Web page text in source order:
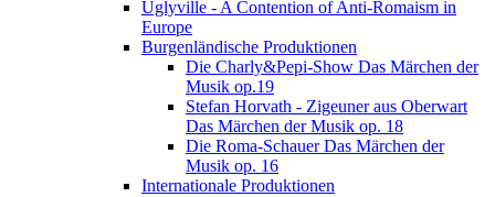
Uglyville - A Contention of Anti-Romaism in
Europe
Burgenländische Produktionen
Die Charly&Pepi-Show Das Märchen der
Musik op.19
Stefan Horvath - Zigeuner aus Oberwart
Das Märchen der Musik op. 18
Die Roma-Schauer Das Märchen der
Musik op. 16
Internationale Produktionen